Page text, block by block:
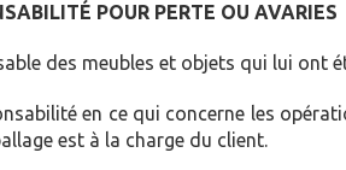
POUR PERTE OU AVARIES
des meubles et objets qui lui
en ce qui concerne les
est à la charge du client.